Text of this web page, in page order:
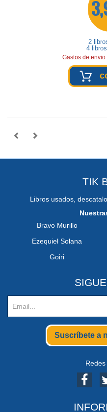
2
4
Gastos de
TIK
Libros usados,
Bravo Murillo
Ezequiel Solana
Goiri
Suscríbete a